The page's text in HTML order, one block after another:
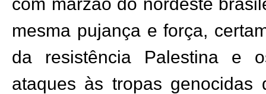
mesma pujança e força,
da resistência Palestina e
ataques às tropas